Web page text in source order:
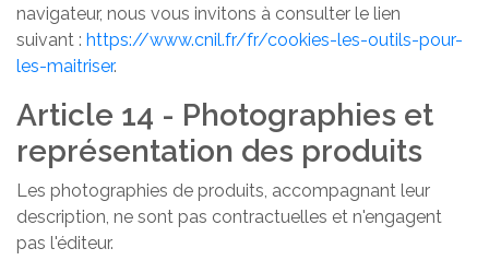
navigateur, nous vous invitons à consulter le lien
suivant : https://www.cnil.fr/fr/cookies-les-outils-pour-
les-maitriser.
Article 14 - Photographies et
représentation des produits
Les photographies de produits, accompagnant leur
description, ne sont pas contractuelles et n'engagent
pas l'éditeur.